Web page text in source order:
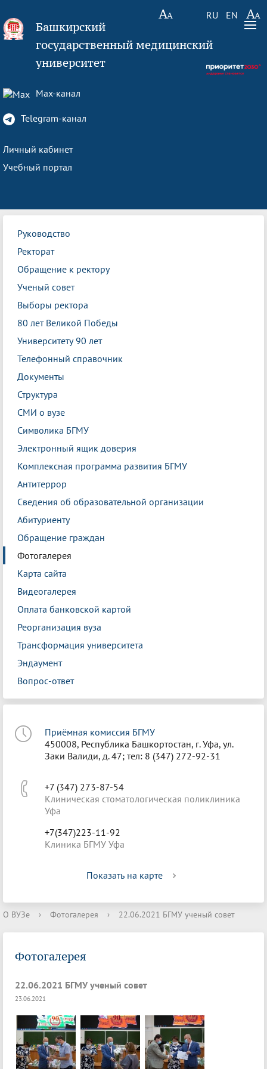
RU EN
Башкирский
государственный медицинский
университет
Max-канал
Telegram-канал
Личный кабинет
Учебный портал
Руководство
Ректорат
Обращение к ректору
Ученый совет
Выборы ректора
80 лет Великой Победы
Университету 90 лет
Телефонный справочник
Документы
Структура
СМИ о вузе
Символика БГМУ
Электронный ящик доверия
Комплексная программа развития БГМУ
Антитеррор
Сведения об образовательной организации
Абитуриенту
Обращение граждан
Фотогалерея
Карта сайта
Видеогалерея
Оплата банковской картой
Реорганизация вуза
Трансформация университета
Эндаумент
Вопрос-ответ
Приёмная комиссия БГМУ
450008, Республика Башкортостан, г. Уфа, ул.
Заки Валиди, д. 47; тел: 8 (347) 272-92-31
+7 (347) 273-87-54
Клиническая стоматологическая поликлиника
Уфа
+7(347)223-11-92
Клиника БГМУ Уфа
Показать на карте
О ВУЗе › Фотогалерея › 22.06.2021 БГМУ ученый совет
Фотогалерея
22.06.2021 БГМУ ученый совет
23.06.2021